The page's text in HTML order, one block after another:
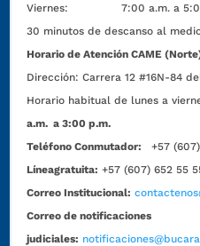
Viernes: 7:00 a.m. a 5:00
30 minutos de descanso al
Horario de Atención CAME
Dirección:Carrera 12 #16N-84
Horario habitual de lunes a
a.m. a 3:00 p.m.
Teléfono Conmutador:
+57
Líneagratuita: +57 (607) 652 55
Correo Institucional:
Correo de notificaciones
judiciales: